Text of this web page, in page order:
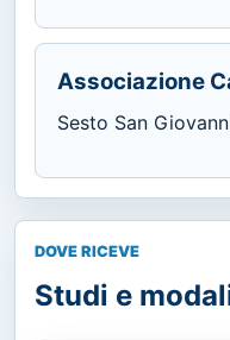
Associazione
Sesto San
DOVE RICEVE
Studi e